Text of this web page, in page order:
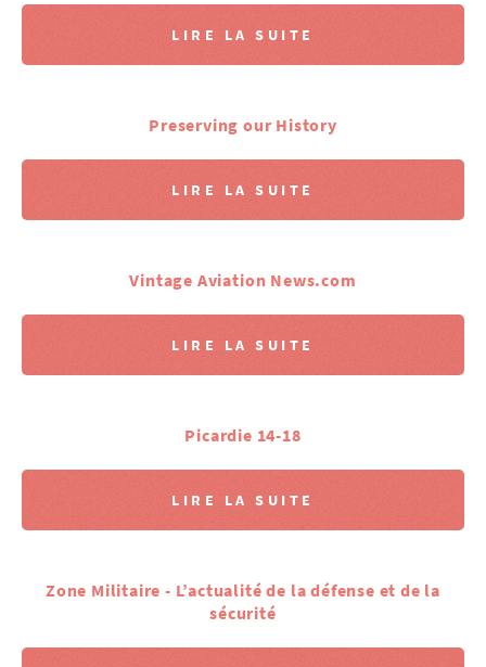
LIRE LA SUITE
Preserving our History
LIRE LA SUITE
Vintage Aviation News.com
LIRE LA SUITE
Picardie 14-18
LIRE LA SUITE
Zone Militaire - L’actualité de la défense et de la
sécurité